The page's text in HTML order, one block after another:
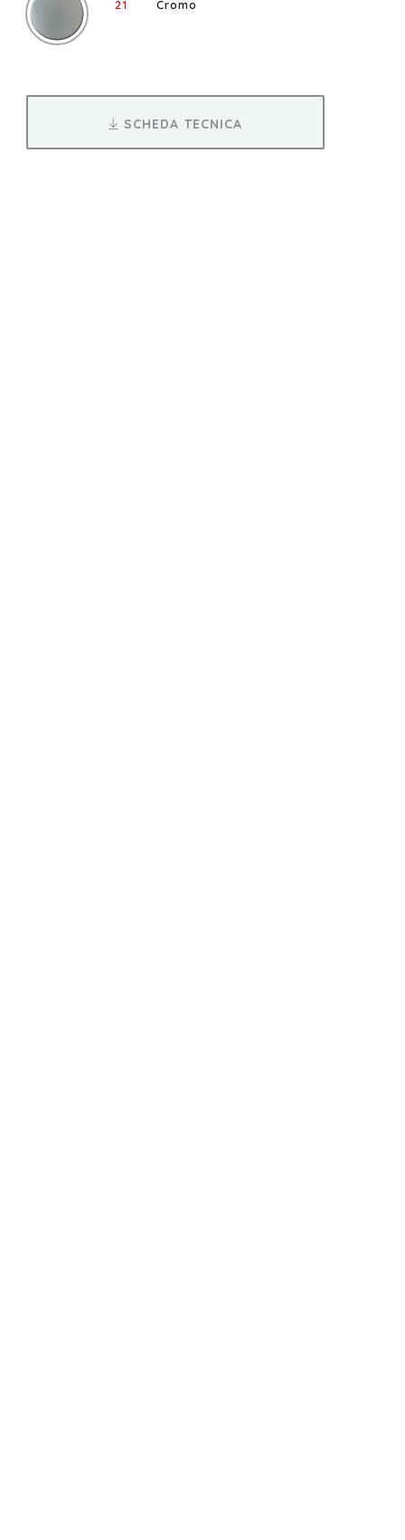
21 Cromo
SCHEDA TECNICA